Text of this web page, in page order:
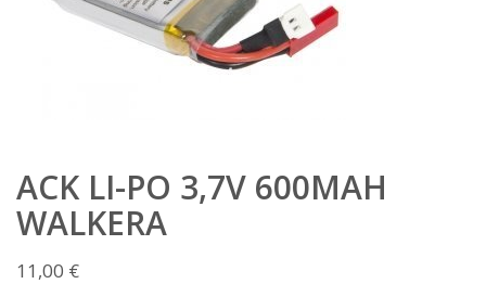
ACK LI-PO 3,7V 600MAH
WALKERA
11,00 €